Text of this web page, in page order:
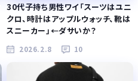
30代子持ち男性ワイ「スーツはユニ
クロ、時計はアップルウォッチ、靴は
スニーカー」←ダサいか？
2026.2.8 10